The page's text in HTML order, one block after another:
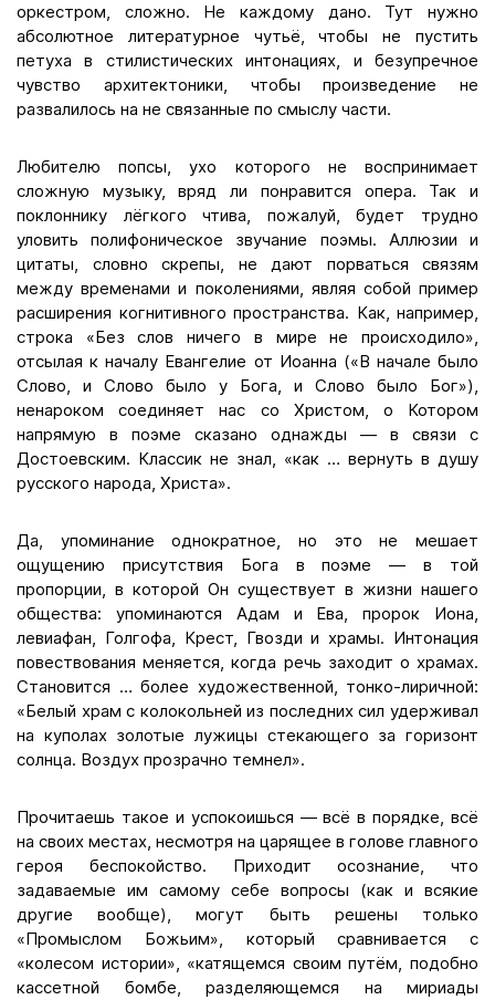
оркестром, сложно. Не каждому дано. Тут нужно
абсолютное литературное чутьё, чтобы не пустить
петуха в стилистических интонациях, и безупречное
чувство архитектоники, чтобы произведение не
развалилось на не связанные по смыслу части.
Любителю попсы, ухо которого не воспринимает
сложную музыку, вряд ли понравится опера. Так и
поклоннику лёгкого чтива, пожалуй, будет трудно
уловить полифоническое звучание поэмы. Аллюзии и
цитаты, словно скрепы, не дают порваться связям
между временами и поколениями, являя собой пример
расширения когнитивного пространства. Как, например,
строка «Без слов ничего в мире не происходило»,
отсылая к началу Евангелие от Иоанна («В начале было
Слово, и Слово было у Бога, и Слово было Бог»),
ненароком соединяет нас со Христом, о Котором
напрямую в поэме сказано однажды — в связи с
Достоевским. Классик не знал, «как … вернуть в душу
русского народа, Христа».
Да, упоминание однократное, но это не мешает
ощущению присутствия Бога в поэме — в той
пропорции, в которой Он существует в жизни нашего
общества: упоминаются Адам и Ева, пророк Иона,
левиафан, Голгофа, Крест, Гвозди и храмы. Интонация
повествования меняется, когда речь заходит о храмах.
Становится … более художественной, тонко-лиричной:
«Белый храм с колокольней из последних сил удерживал
на куполах золотые лужицы стекающего за горизонт
солнца. Воздух прозрачно темнел».
Прочитаешь такое и успокоишься — всё в порядке, всё
на своих местах, несмотря на царящее в голове главного
героя беспокойство. Приходит осознание, что
задаваемые им самому себе вопросы (как и всякие
другие вообще), могут быть решены только
«Промыслом Божьим», который сравнивается с
«колесом истории», «катящемся своим путём, подобно
кассетной бомбе, разделяющемся на мириады